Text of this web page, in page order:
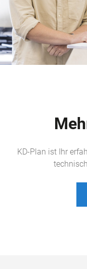
KD-Plan ist Ihr